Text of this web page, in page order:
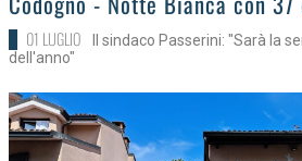
01 LUGLIO
Il sindaco Passerini: "Sarà la
dell'anno"